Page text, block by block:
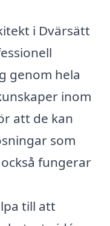
i Dvärsätt
genom hela
inom
att de kan
som
fungerar
till att